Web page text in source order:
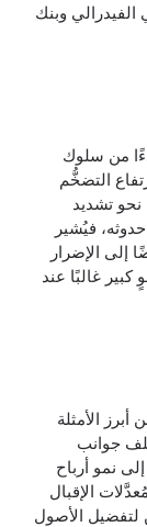
وبنك
من سلوك
التضخُّم
نحو تشديد
فيُشير
إلى الإضرار
كبير غالبًا عند
الأمثلة
جوانب
نمو أرباح
الإقبال
لتفضيل الأصول